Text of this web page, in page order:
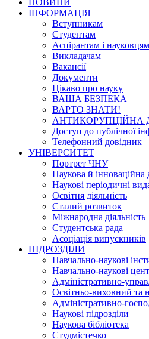
ІНФОРМАЦІЯ
Вступникам
Студентам
Аспірантам і науковцям
Викладачам
Вакансії
Документи
Цікаво про науку
ВАША БЕЗПЕКА
ВАРТО ЗНАТИ!
АНТИКОРУПЦІЙНА
Доступ до публічної
Телефонний довідник
УНІВЕРСИТЕТ
Портрет ЧНУ
Наукова й інноваційна
Наукові періодичні
Освітня діяльність
Сталий розвиток
Міжнародна діяльність
Студентська рада
Асоціація випускників
ПІДРОЗДІЛИ
Навчально-наукові
Навчально-наукові
Адміністративно-
Освітньо-виховний та
Адміністративно-
Наукові підрозділи
Наукова бібліотека
Студмістечко